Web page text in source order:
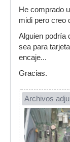
He comprado
midi pero creo
Alguien podría
sea para
encaje...
Gracias.
Archivos